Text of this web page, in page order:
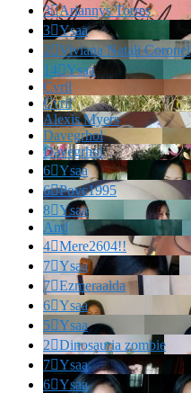
3Ariannys Torres
3Ysaa
2Viviana Natali Coronel
14Ysaa
Cvril
Cvril
Alexis Myers
Davegrhol
Davegrhol
6Ysaa
6Povc1995
8Ysaa
And
4Mere2604!!
7Ysaa
7Ezmeraalda
6Ysaa
5Ysaa
2Dinosauria zombie
7Ysaa
6Ysaa